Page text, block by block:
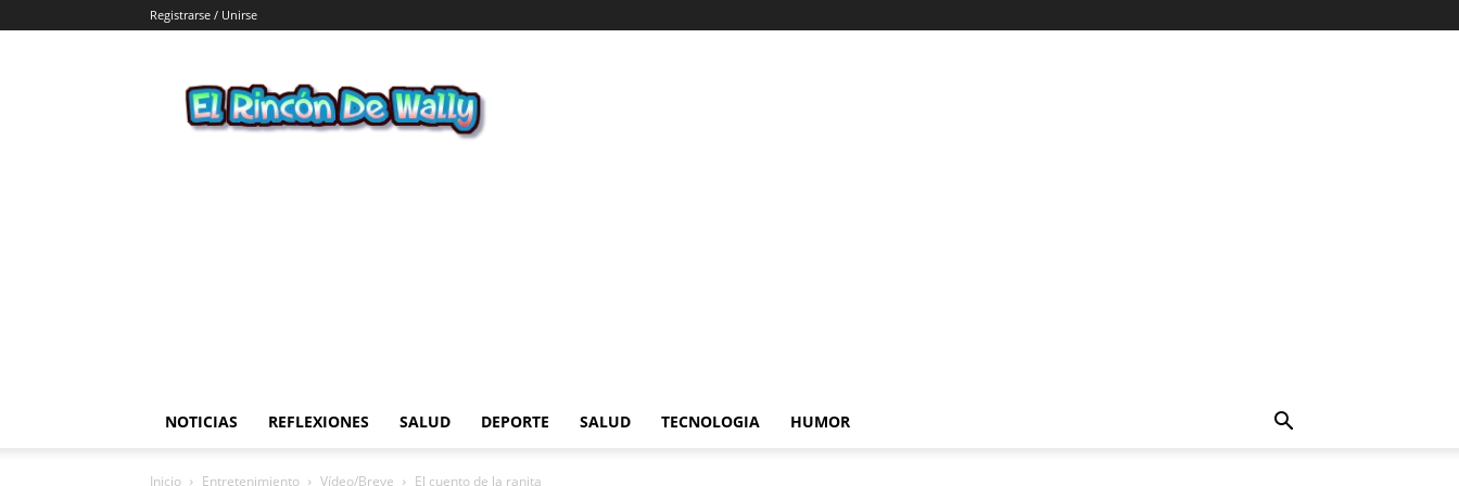
Registrarse / Unirse
Rincon
de
NOTICIAS REFLEXIONES SALUD DEPORTE SALUD TECNOLOGIA HUMOR
Inicio Entretenimiento Vídeo/Breve El cuento de la ranita